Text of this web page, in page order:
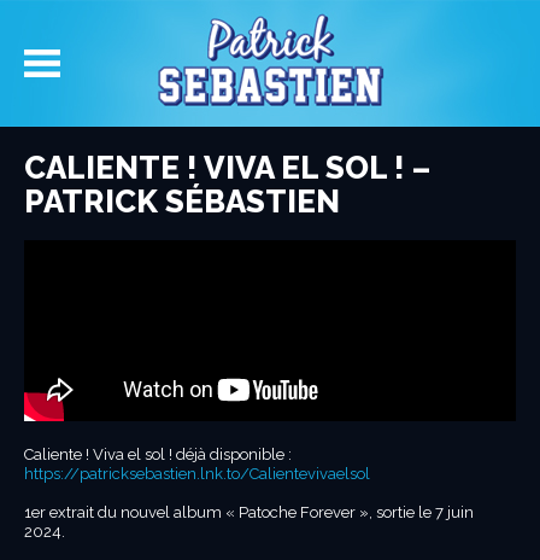
CALIENTE ! VIVA EL SOL ! –
PATRICK SÉBASTIEN
Caliente ! Viva el sol ! déjà disponible :
https://patricksebastien.lnk.to/Calientevivaelsol
1er extrait du nouvel album « Patoche Forever », sortie le 7 juin
2024.